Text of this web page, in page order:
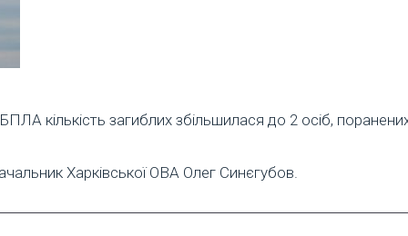
кількість загиблих збільшилася до 2 осіб,
Харківської ОВА Олег Синєгубов.